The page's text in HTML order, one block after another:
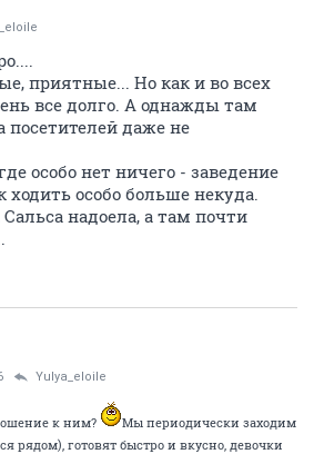
приятные... Но как и во всех
все долго. А однажды там
посетителей даже не
особо нет ничего - заведение
ходить особо больше некуда.
надоела, а там почти
Yulya_eloile
к ним?
Мы периодически заходим
рядом), готовят быстро и вкусно, девочки